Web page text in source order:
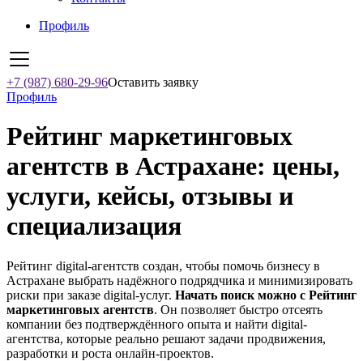
Профиль
+7 (987) 680-29-96Оставить заявку
Профиль
Рейтинг маркетинговых
агентств в Астрахане: цены,
услуги, кейсы, отзывы и
специализация
Рейтинг digital-агентств создан, чтобы помочь бизнесу в
Астрахане выбрать надёжного подрядчика и минимизировать
риски при заказе digital-услуг. Начать поиск можно с Рейтинг
маркетинговых агентств. Он позволяет быстро отсеять
компании без подтверждённого опыта и найти digital-
агентства, которые реально решают задачи продвижения,
разработки и роста онлайн-проектов.